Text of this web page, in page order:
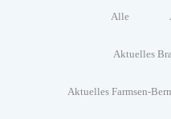
Alle
Aktuelles
Aktuelles Farmsen-